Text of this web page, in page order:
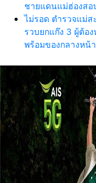
ชายแดนแม่ฮ่องสอ
ไม่รอด ตำรวจแม่ส
รวบยกแก๊ง 3 ผู้ต้อ
พร้อมของกลางหน้